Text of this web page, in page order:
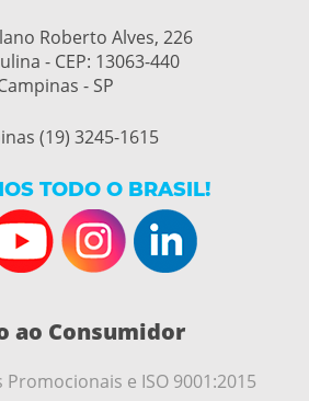
Roberto Alves, 226
- CEP: 13063-440
- SP
(19) 3245-1615
TODO O BRASIL!
ao Consumidor
e ISO 9001:2015